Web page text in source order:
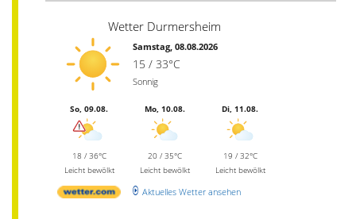
Wetter Durmersheim
Samstag, 08.08.2026
15 / 33°C
Sonnig
So, 09.08.
18 / 36°C
Leicht bewölkt
Mo, 10.08.
20 / 35°C
Leicht bewölkt
Di, 11.08.
19 / 32°C
Leicht bewölkt
Aktuelles Wetter ansehen